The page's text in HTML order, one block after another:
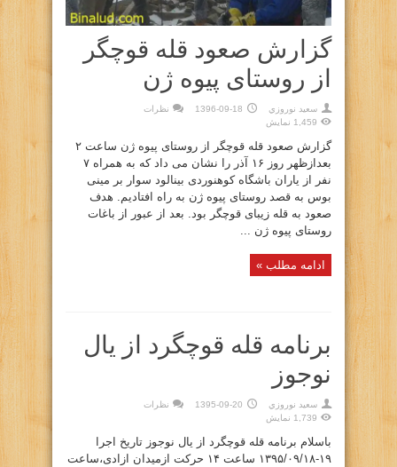
گزارش صعود قله قوچگر
از روستای پیوه ژن
سعيد نوروزي 1396-09-18
نظرات
1,459 نمایش
گزارش صعود قله قوچگر از روستای پیوه ژن ساعت ۲
بعدازظهر روز ۱۶ آذر را نشان می داد که به همراه ۷
نفر از یاران باشگاه کوهنوردی بینالود سوار بر مینی
بوس به قصد روستای پیوه ژن به راه افتادیم. هدف
صعود به قله زیبای قوچگر بود. بعد از عبور از باغات
روستای پیوه ژن ...
ادامه مطلب »
برنامه قله قوچگرد از یال
نوجوز
سعيد نوروزي 1395-09-20
نظرات
1,739 نمایش
باسلام برنامه قله قوچگرد از یال نوجوز تاریخ اجرا
۱۹-۱۳۹۵/۰۹/۱۸ ساعت ۱۴ حرکت ازمیدان ازادی،ساعت